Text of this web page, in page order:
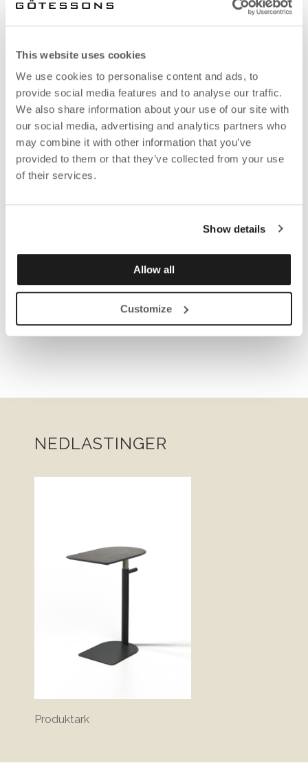
This website uses cookies
We use cookies to personalise content and ads, to
provide social media features and to analyse our traffic.
We also share information about your use of our site with
our social media, advertising and analytics partners who
may combine it with other information that you’ve
provided to them or that they’ve collected from your use
of their services.
Show details
Allow all
Customize
NEDLASTINGER
Produktark